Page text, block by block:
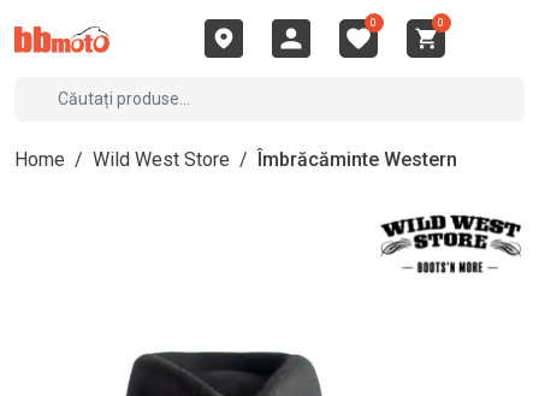
0 0
Home / Wild West Store / Îmbrăcăminte Western